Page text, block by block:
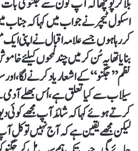
اسکول ٹیچر نے جواب میں کہا کہ جناب
کررہا ہوں جسے علامہ اقبال نے اپنی
بنایا تھا یہ سُن کر میں چند لمحوں کیلئے
نظم’’جگنو‘‘کے اشعار یاد کرنے لگا، اور
سیلاب سے کیا تعلق ہے، اُس بھلے
کرتے ہوئے کہا کہ شائد آپ مجھے کوئی
لیکن مجھے یقین ہے کہ آج نہیں تو کل